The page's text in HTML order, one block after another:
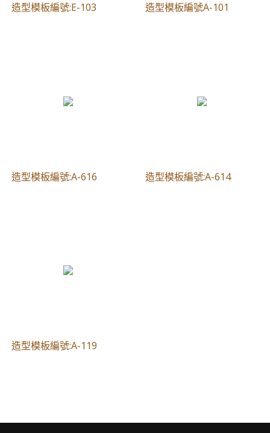
造型模板編號:E-103 造型模板編號A-101
​造型模板編號:A-616 ​造型模板編號:A-614
造型模板編號:A-119